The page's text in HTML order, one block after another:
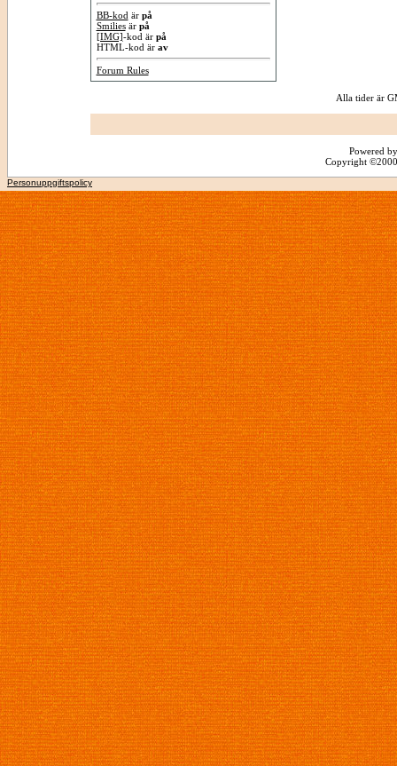
BB-kod är på
Smiliesär på
[IMG]-kod är på
HTML-kod är av
Forum Rules
Alla tider är
Powered
Copyright
Personuppgiftspolicy